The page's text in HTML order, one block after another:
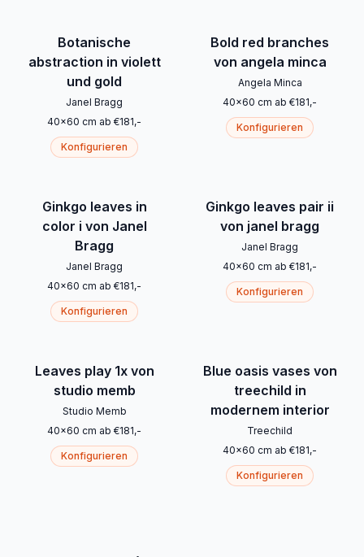
Botanische
abstraction in violett
und gold
Janel Bragg
40x60 cm ab €181,-
Konfigurieren
Bold red branches
von angela minca
Angela Minca
40x60 cm ab €181,-
Konfigurieren
Ginkgo leaves in
color i von Janel
Bragg
Janel Bragg
40x60 cm ab €181,-
Konfigurieren
Ginkgo leaves pair ii
von janel bragg
Janel Bragg
40x60 cm ab €181,-
Konfigurieren
Leaves play 1x von
studio memb
Studio Memb
40x60 cm ab €181,-
Konfigurieren
Blue oasis vases von
treechild in
modernem interior
Treechild
40x60 cm ab €181,-
Konfigurieren